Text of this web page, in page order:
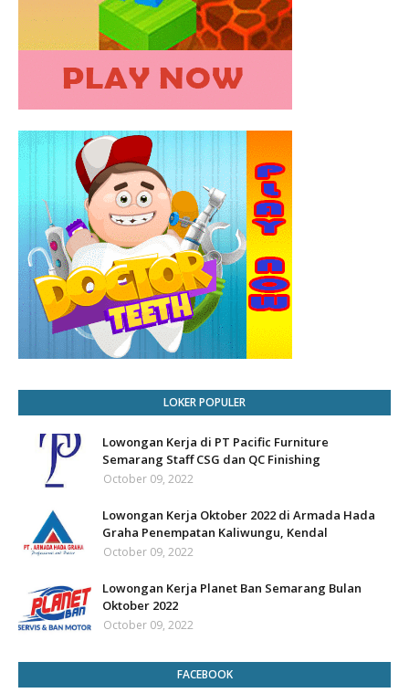
LOKER POPULER
Lowongan Kerja di PT Pacific Furniture
Semarang Staff CSG dan QC Finishing
October 09, 2022
Lowongan Kerja Oktober 2022 di Armada Hada
Graha Penempatan Kaliwungu, Kendal
October 09, 2022
Lowongan Kerja Planet Ban Semarang Bulan
Oktober 2022
October 09, 2022
FACEBOOK